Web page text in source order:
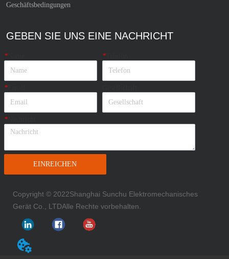
Geschäftsbedingungen
GEBEN SIE UNS EINE NACHRICHT
*Name *Telefon
*Email
*Nachricht
EINREICHEN
Copyright © 2022Shanghai Sunchu Elektromechanisches
Gerät Co., LTDAlle Rechte vorbehalten.